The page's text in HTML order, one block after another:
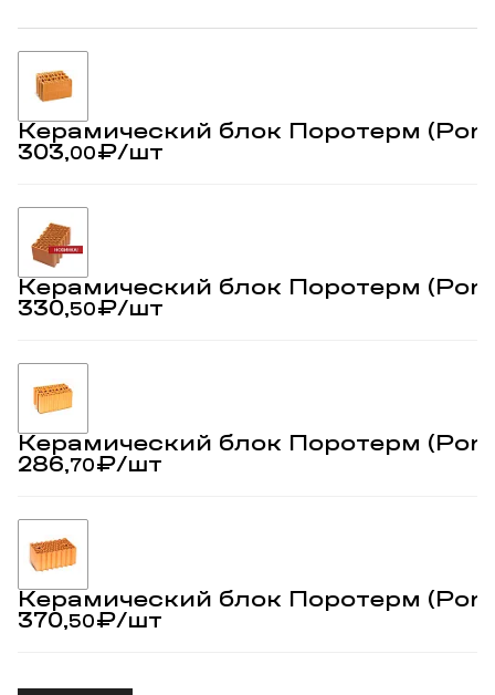
Керамический блок Поротерм
303,00₽/шт
Керамический блок Поротерм
330,50₽/шт
Керамический блок Поротерм
286,70₽/шт
Керамический блок Поротерм
370,50₽/шт